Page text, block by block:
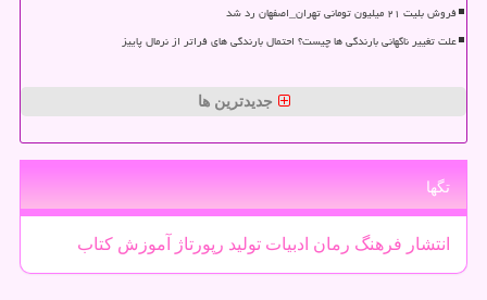
فروش بلیت ۲۱ میلیون تومانی تهران_اصفهان رد شد
علت تغییر ناگهانی بارندگی ها چیست؟ احتمال بارندگی های فراتر از نرمال پاییز
جدیدترین ها
تگها
انتشار فرهنگ رمان ادبیات تولید رپورتاژ آموزش كتاب